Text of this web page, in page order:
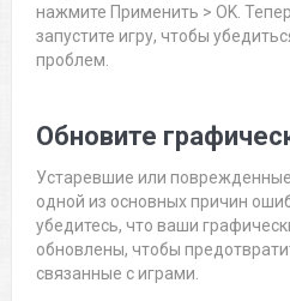
нажмите Применить > OK.
запустите игру, чтобы
проблем.
Обновите
Устаревшие или
одной из основных причин
убедитесь, что ваши
обновлены, чтобы
связанные с играми.